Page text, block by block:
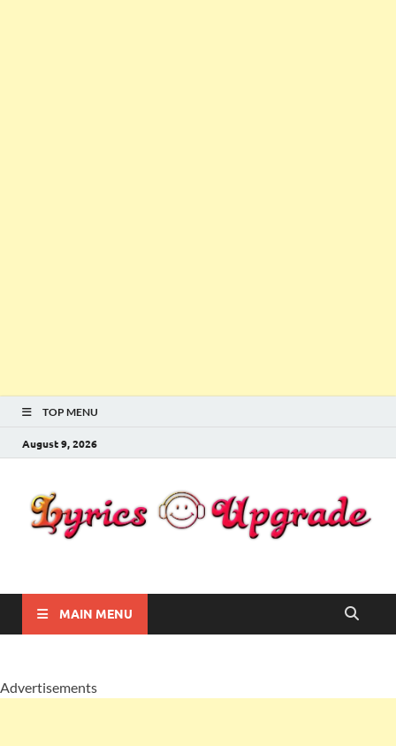
TOP MENU
August 9, 2026
Lyricsupgrade
MAIN MENU
Advertisements